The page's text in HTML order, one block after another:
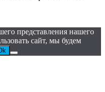
представления нашего
сайт, мы будем